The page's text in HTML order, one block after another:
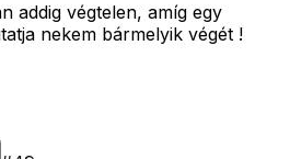
addig végtelen, amíg egy
nekem bármelyik végét !